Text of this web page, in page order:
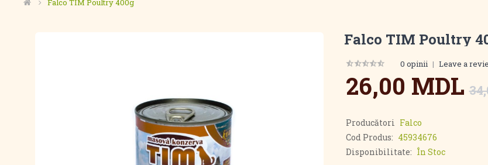
Falco TIM Poultry 400g
Falco TIM Poultry
0 opinii | Leave a
26,00 MDL
Producători Falco
Cod Produs: 45934676
Disponibilitate: În Stoc